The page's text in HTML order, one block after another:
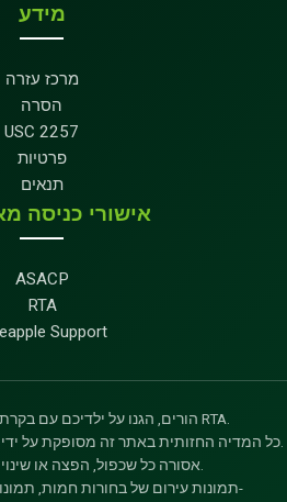
מידע
מרכז עזרה
הסרה
USC 2257
פרטיות
תנאים
אישורי כניסה
ASACP
RTA
Support
הורים, הגנו על ילדיכם עם בקרת הורים וסינון אתרים של RTA.
כל המדיה החזותית באתר זה מסופקת על ידי יוצרי תוכן מורשים של צד שלישי.